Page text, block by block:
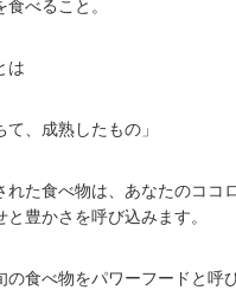
べること。
は
て、成熟したもの」
れた食べ物は、あなたのココ
と豊かさを呼び込みます。
の食べ物をパワーフードと呼